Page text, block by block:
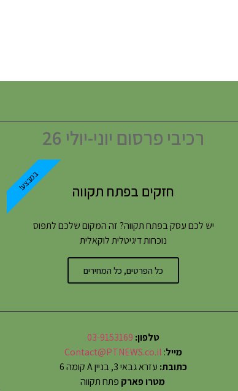
רכיבי פרסום יוני-יולי 26
חזקים בפתח תקווה
יש לכם עסק בפתח תקווה? זה המקום שלכם לתפוס
נוכחות דיגיטלית לוקאלית
כל הפרטים, כל המחירים
במבצע!
טלפון: 03-9153169
מייל:
Contact@PTNEWS.co.il
כתובת: עזרא גבאי 3, בניין A קומה 6
מטרו פארק פתח תקווה